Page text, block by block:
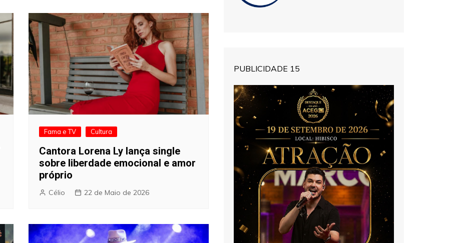
Fama e TV Cultura
Cantora Lorena Ly lança single
sobre liberdade emocional e amor
próprio
Célio 22 de Maio de 2026
PUBLICIDADE 15